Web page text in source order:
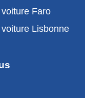
Faro
Lisbonne